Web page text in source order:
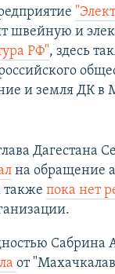
швейную и
РФ", здесь
и земля ДК в
Дагестана
на обращение
также пока нет
от